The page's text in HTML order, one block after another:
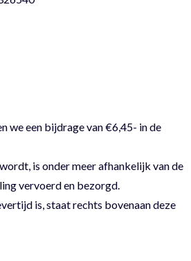
we een bijdrage van €6,45- in de
is onder meer afhankelijk van de
vervoerd en bezorgd.
is, staat rechts bovenaan deze